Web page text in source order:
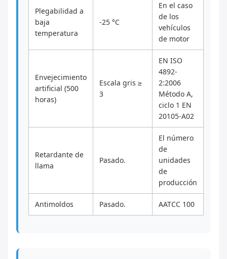
Plegabilidad a
baja
temperatura
-25 °C
En el caso
de los
vehículos
de motor
Envejecimiento
artificial (500
horas)
Escala gris ≥
3
EN ISO
4892-
2:2006
Método A,
ciclo 1 EN
20105-A02
Retardante de
llama
Pasado.
El número
de
unidades
de
producción
Antimoldos Pasado. AATCC 100